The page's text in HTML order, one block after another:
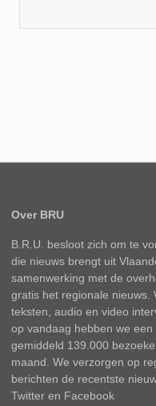
Over BRU
B.R.U. besloot zich om te
die nieuws brengt uit
samenwerking met de
gratis het regionale nieuws.
teksten, audio en video
op vandaag hebben we
gemiddeld 139.000
maand. We verzorgen op
berichten de recentste
Twitter en Facebook